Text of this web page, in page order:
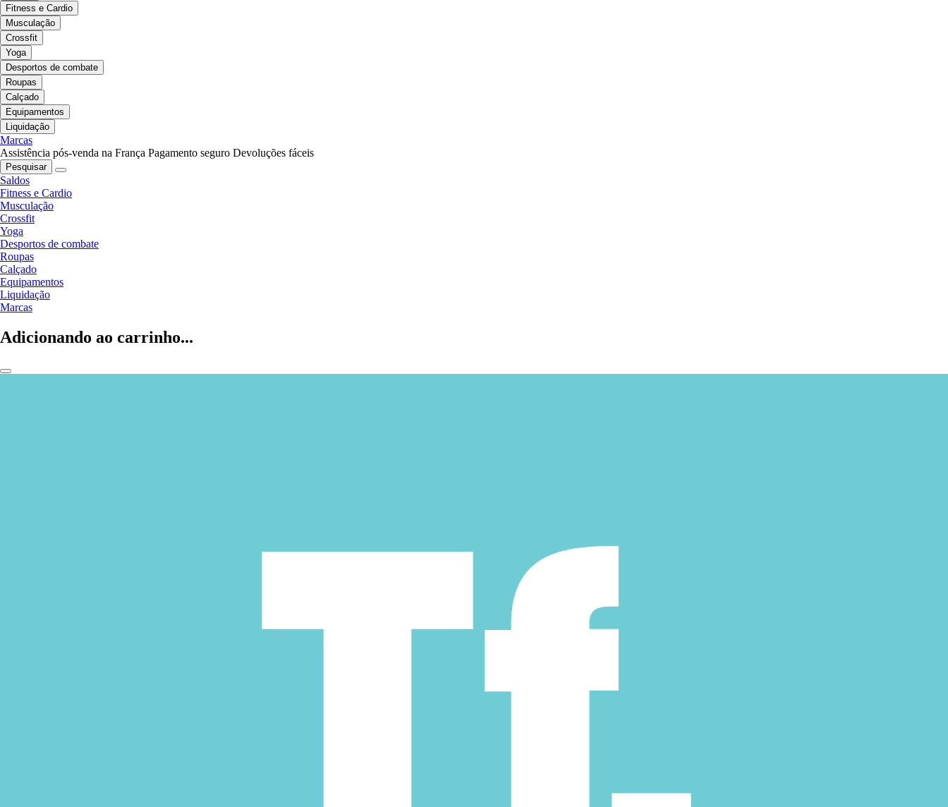
Fitness e Cardio
Musculação
Crossfit
Yoga
Desportos de combate
Roupas
Calçado
Equipamentos
Liquidação
Marcas
Assistência pós-venda na França Pagamento seguro Devoluções fáceis
Pesquisar
Saldos
Fitness e Cardio
Musculação
Crossfit
Yoga
Desportos de combate
Roupas
Calçado
Equipamentos
Liquidação
Marcas
Adicionando ao carrinho...